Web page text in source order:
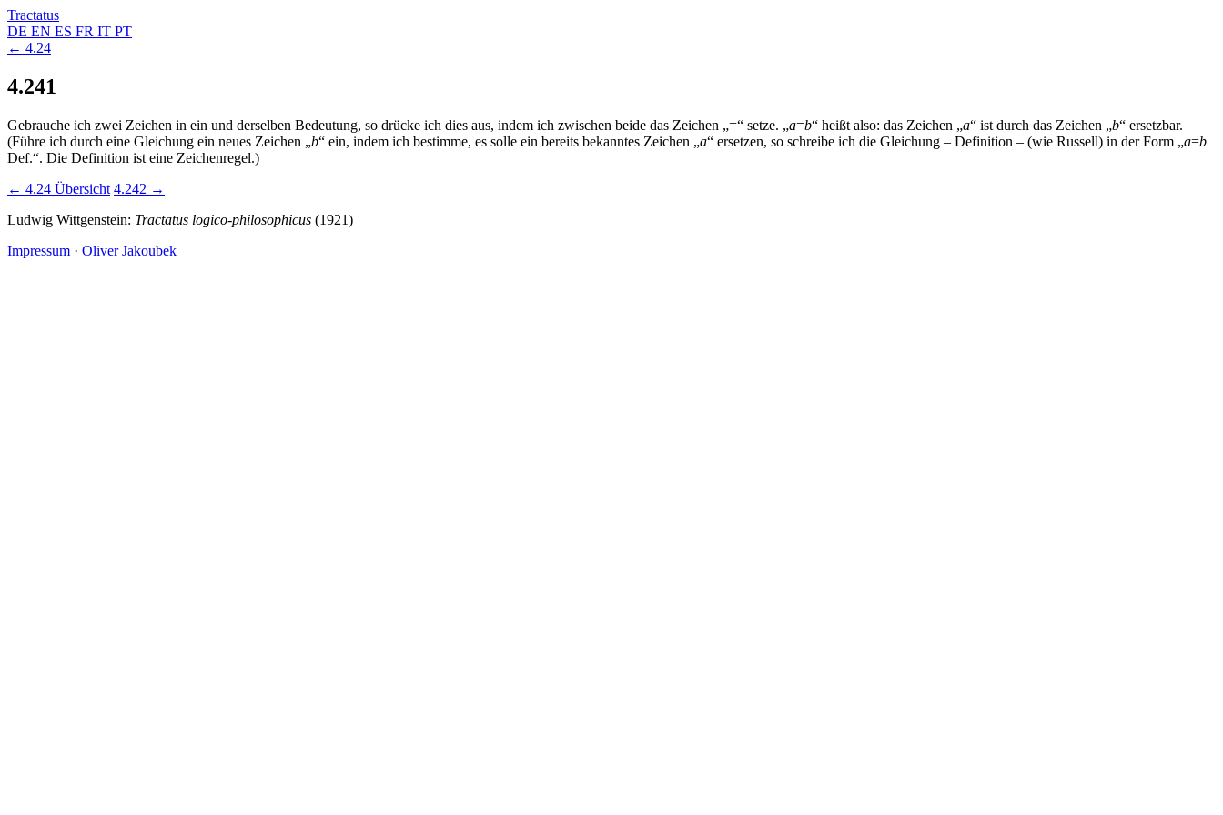
Tractatus
DE EN ES FR IT PT
← 4.24
4.241
Gebrauche ich zwei Zeichen in ein und derselben Bedeutung, so drücke ich dies aus, indem ich zwischen beide das Zeichen „=“ setze. „a=b“ heißt also: das Zeichen „a“ ist durch das Zeichen „b“ ersetzbar.
(Führe ich durch eine Gleichung ein neues Zeichen „b“ ein, indem ich bestimme, es solle ein bereits bekanntes Zeichen „a“ ersetzen, so schreibe ich die Gleichung – Definition – (wie Russell) in der Form „a=b
Def.“. Die Definition ist eine Zeichenregel.)
← 4.24 Übersicht 4.242 →
Ludwig Wittgenstein: Tractatus logico-philosophicus (1921)
Impressum · Oliver Jakoubek